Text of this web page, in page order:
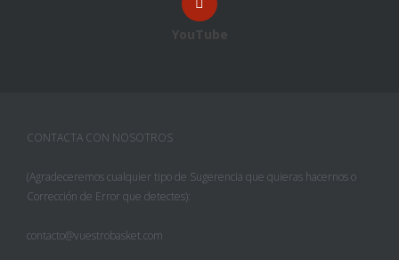
YouTube
CONTACTA CON NOSOTROS
(Agradeceremos cualquier tipo de Sugerencia que quieras hacernos o
Corrección de Error que detectes):
contacto@vuestrobasket.com